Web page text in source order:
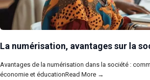
La numérisation, avantages sur la
Avantages de la numérisation dans la société :
économie et éducationRead More →